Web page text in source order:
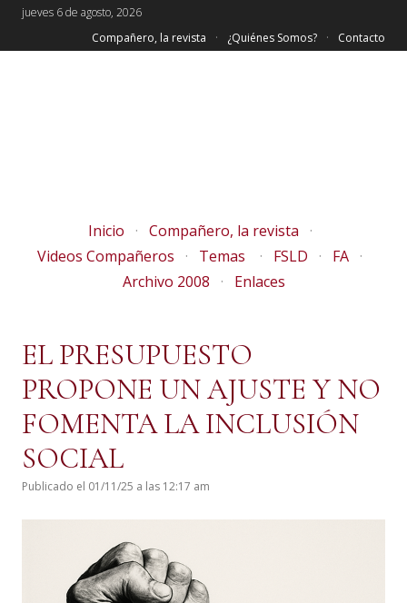
jueves 6 de agosto, 2026
Compañero, la revista
¿Quiénes Somos? Contacto
Inicio
Compañero, la revista
Videos Compañeros
Temas FSLD
FA
Archivo 2008
Enlaces
EL PRESUPUESTO
PROPONE UN AJUSTE Y NO
FOMENTA LA INCLUSIÓN
SOCIAL
Publicado el 01/11/25 a las 12:17 am